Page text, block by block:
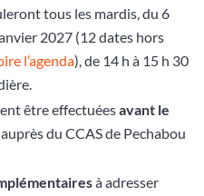
tous les mardis, du 6
2027 (12 dates hors
l’agenda), de 14 h à 15 h 30
être effectuéesavant le
auprès du CCAS de Pechabou
à adresser